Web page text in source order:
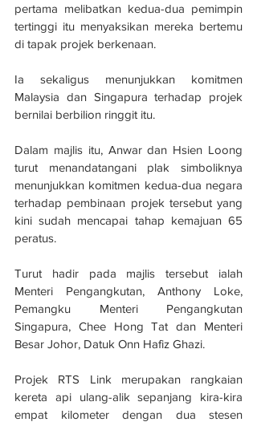
pertama melibatkan kedua-dua pemimpin
tertinggi itu menyaksikan mereka bertemu
di tapak projek berkenaan.
Ia sekaligus menunjukkan komitmen
Malaysia dan Singapura terhadap projek
bernilai berbilion ringgit itu.
Dalam majlis itu, Anwar dan Hsien Loong
turut menandatangani plak simboliknya
menunjukkan komitmen kedua-dua negara
terhadap pembinaan projek tersebut yang
kini sudah mencapai tahap kemajuan 65
peratus.
Turut hadir pada majlis tersebut ialah
Menteri Pengangkutan, Anthony Loke,
Pemangku Menteri Pengangkutan
Singapura, Chee Hong Tat dan Menteri
Besar Johor, Datuk Onn Hafiz Ghazi.
Projek RTS Link merupakan rangkaian
kereta api ulang-alik sepanjang kira-kira
empat kilometer dengan dua stesen